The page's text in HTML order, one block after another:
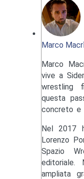
Marco
Marco
vive a
wrestling
questa
concreto e
Nel 2017
Lorenzo
Spazio
editoriale.
ampliata